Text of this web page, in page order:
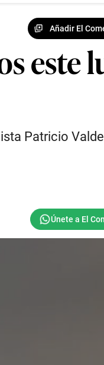
Añadir El
este
Patricio